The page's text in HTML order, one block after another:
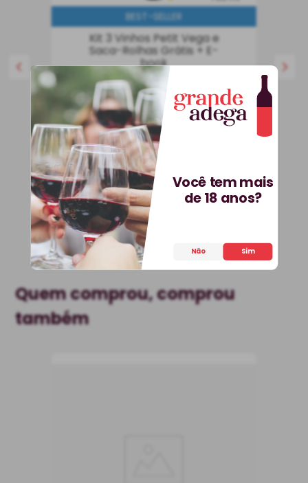
BEST-SELLER
Kit 3 Vinhos Petit Vega e
Saca-Rolhas Grátis + E-
book
Kit Espanha
R$536,70 25%
R$ 399
COMPRAR
Quem comprou, comprou
também
Você tem mais
de 18 anos?
Não Sim